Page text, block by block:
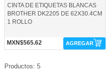
CINTA DE ETIQUETAS BLANCAS
BROTHER DK2205 DE 62X30.4CM
1 ROLLO
MXN$565.62 AGREGAR
Productos: 5